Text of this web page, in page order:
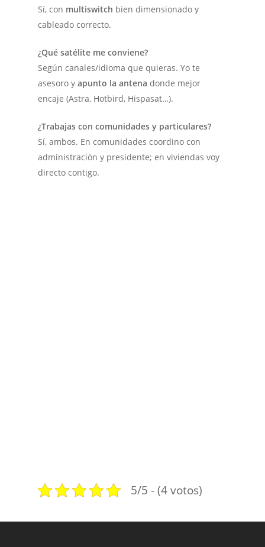
Sí, con multiswitch bien dimensionado y
cableado correcto.
¿Qué satélite me conviene?
Según canales/idioma que quieras. Yo te
asesoro yapunto la antena donde mejor
encaje (Astra, Hotbird, Hispasat…).
¿Trabajas con comunidades y particulares?
Sí, ambos. En comunidades coordino con
administración y presidente; en viviendas voy
directo contigo.
5/5 - (4 votos)